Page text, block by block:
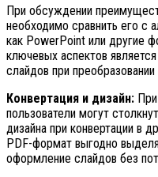
При обсуждении
необходимо сравнить его с
как PowerPoint или другие
ключевых аспектов
слайдов при преобразовании
Конвертация и дизайн:
пользователи могут
дизайна при конвертации в
PDF-формат выгодно
оформление слайдов без